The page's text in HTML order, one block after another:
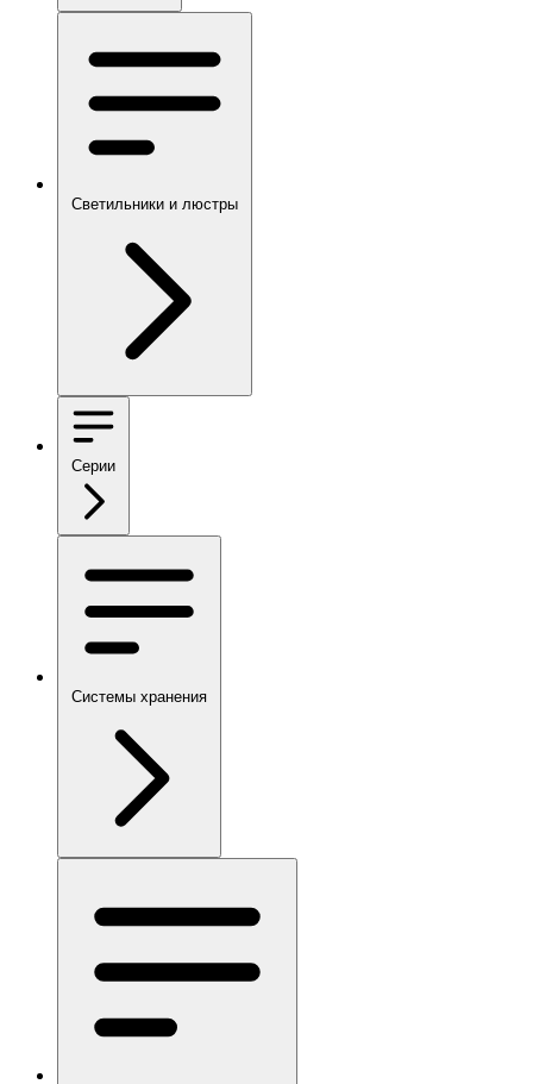
Светильники и люстры
Серии
Системы хранения